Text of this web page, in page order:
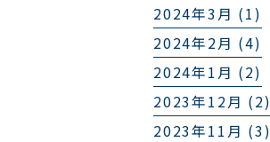
2024年3月 (1)
2024年2月 (4)
2024年1月 (2)
2023年12月 (2)
2023年11月 (3)